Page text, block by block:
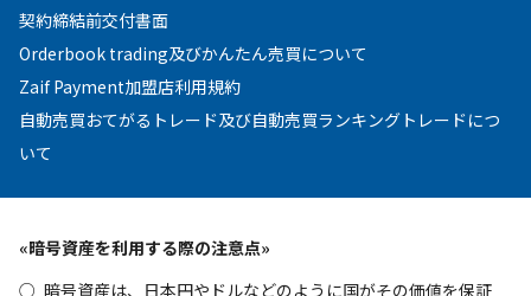
契約締結前交付書面
Orderbook trading及びかんたん売買について
Zaif Payment加盟店利用規約
自動売買おてがるトレード及び自動売買ランキングトレードにつ
いて
«暗号資産を利用する際の注意点»
暗号資産は、日本円やドルなどのように国がその価値を保証